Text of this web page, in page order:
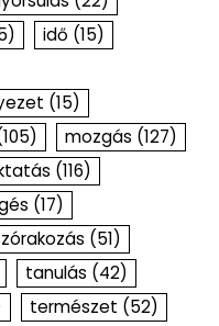
idő (15)
(15)
mozgás (127)
(116)
(17)
(51)
tanulás (42)
természet (52)